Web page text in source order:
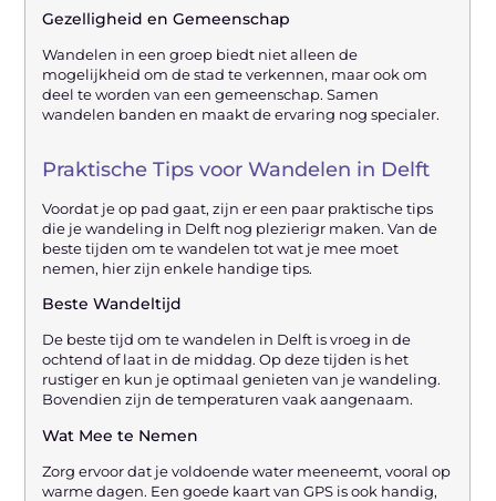
Gezelligheid en Gemeenschap
Wandelen in een groep biedt niet alleen de
mogelijkheid om de stad te verkennen, maar ook om
deel te worden van een gemeenschap. Samen
wandelen banden en maakt de ervaring nog specialer.
Praktische Tips voor Wandelen in Delft
Voordat je op pad gaat, zijn er een paar praktische tips
die je wandeling in Delft nog plezierigr maken. Van de
beste tijden om te wandelen tot wat je mee moet
nemen, hier zijn enkele handige tips.
Beste Wandeltijd
De beste tijd om te wandelen in Delft is vroeg in de
ochtend of laat in de middag. Op deze tijden is het
rustiger en kun je optimaal genieten van je wandeling.
Bovendien zijn de temperaturen vaak aangenaam.
Wat Mee te Nemen
Zorg ervoor dat je voldoende water meeneemt, vooral op
warme dagen. Een goede kaart van GPS is ook handig,